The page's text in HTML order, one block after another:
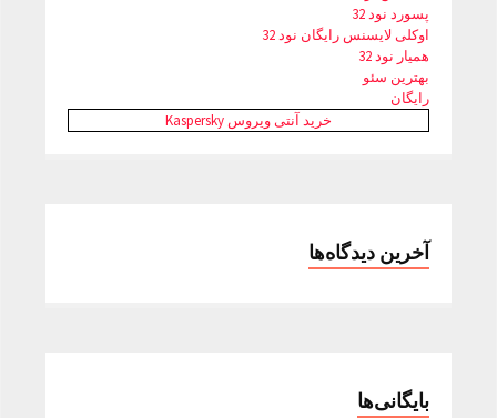
پسورد نود 32
اوکلی لایسنس رایگان نود 32
همیار نود 32
بهترین سئو
رایگان
خرید آنتی ویروس Kaspersky
آخرین دیدگاه‌ها
بایگانی‌ها